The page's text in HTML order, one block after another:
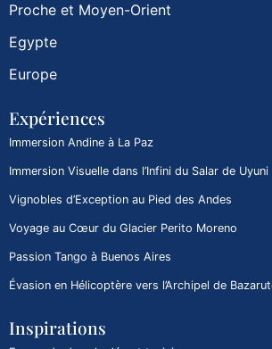
Proche et Moyen-Orient
Egypte
Europe
Expériences
Immersion Andine à La Paz
Immersion Visuelle dans l’Infini du Salar de Uyuni
Vignobles d’Exception au Pied des Andes
Voyage au Cœur du Glacier Perito Moreno
Passion Tango à Buenos Aires
Évasion en Hélicoptère vers l’Archipel de
Inspirations